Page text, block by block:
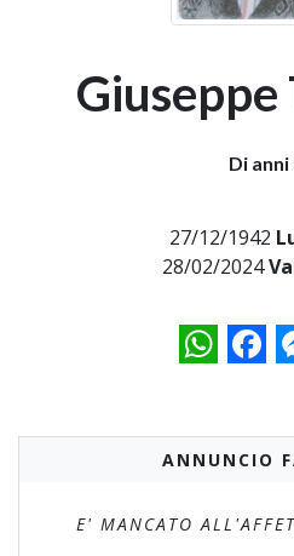
Giuseppe
Di anni
27/12/1942
28/02/2024
WhatsApp
ANNUNCIO
E' MANCATO